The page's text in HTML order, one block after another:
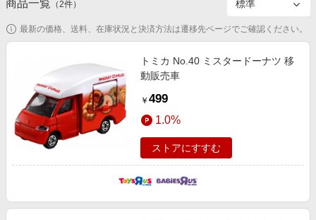
コスメ・健康・医薬品
キッズ・ベビー用品
家電・PC・スマホ・カメラ
エンタメ
スポーツ・アウトドア・ゴルフ
旅行・レジャー・ホテル予約
初回購入者限定特典
対象ストア新規限定特典
電子書籍特集
楽天ペイ導入ストア
楽天サービス特集
旅行特集
わくわく夏特集
商品一覧 （2件）
最新の価格、送料、在庫状況と決済方法は遷移先ページでご確認ください。
トミカ No.40 ミスタードーナツ 移
動販売車
￥ 499
1.0%
ストアにすすむ